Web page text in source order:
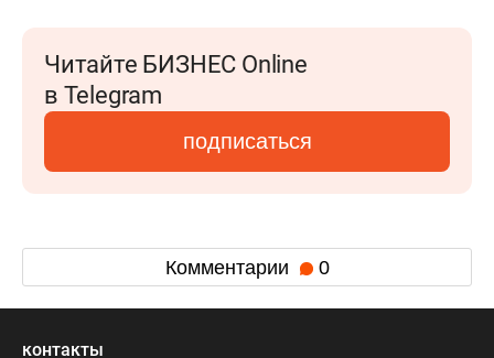
Читайте БИЗНЕС Online
в Telegram
подписаться
Комментарии 0
контакты